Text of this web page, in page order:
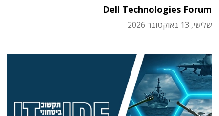
Dell Technologies Forum
שלישי, 13 באוקטובר 2026